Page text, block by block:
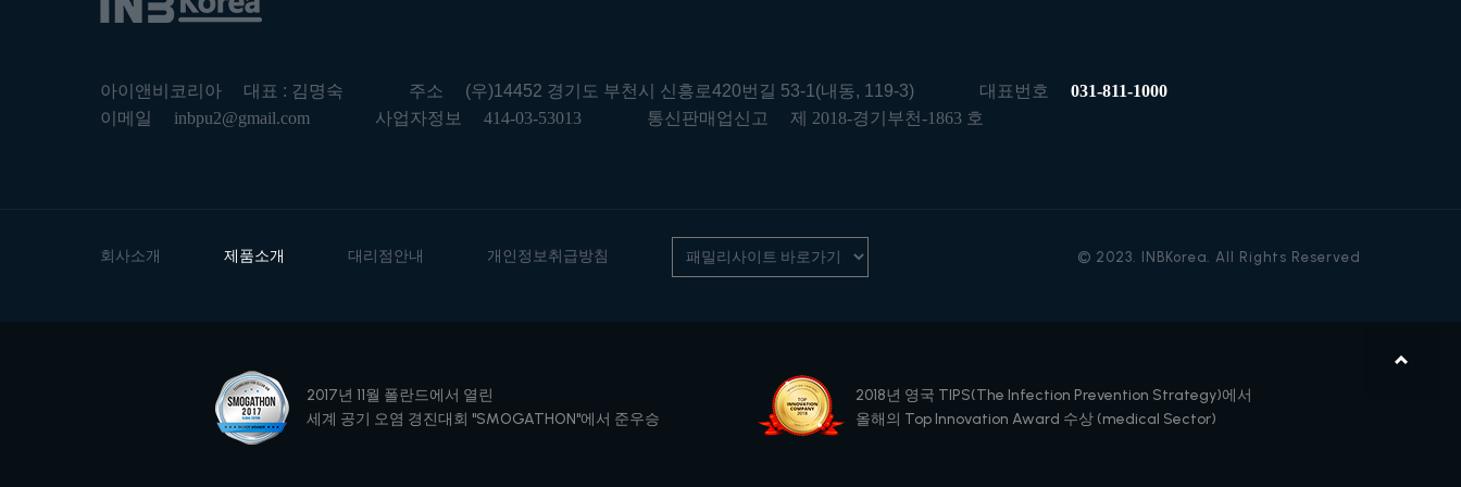
아이앤비코리아 대표 : 김명숙 주소 (우)14452 경기도 부천시 신흥로420번길 53-1(내동, 119-3) 대표번호
031-811-1000
이메일
inbpu2@gmail.com 사업자정보 414-03-53013 통신판매업신고 제 2018-경기부천-1863 호
회사소개 제품소개 대리점안내 개인정보취급방침 © 2023. INBKorea. All Rights Reserved
2017년 11월 폴란드에서 열린
세계 공기 오염 경진대회 "SMOGATHON"에서 준우승
2018년 영국 TIPS(The Infection Prevention Strategy)에서
올해의 Top Innovation Award 수상 (medical Sector)